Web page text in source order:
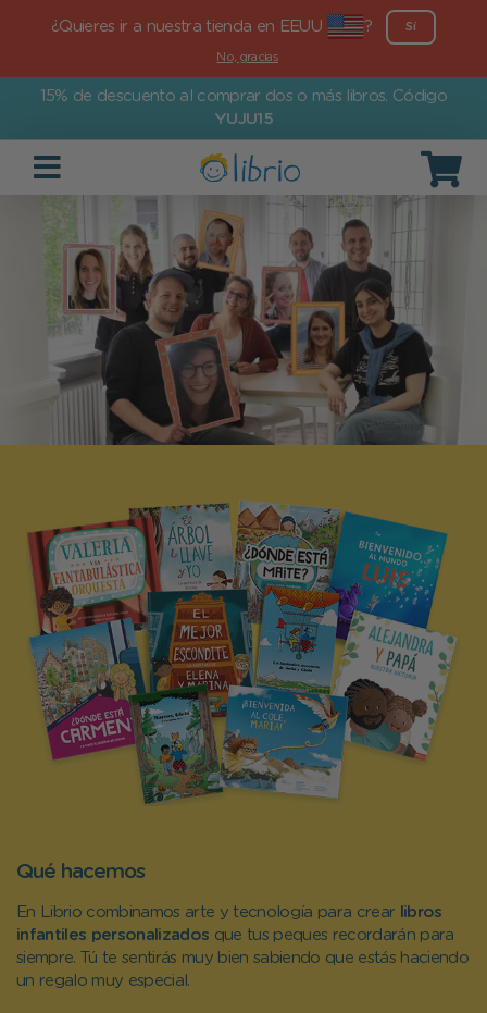
¿Quieres ir a nuestra tienda en EEUU ? Sí
No, gracias
15% de descuento al comprar dos o más libros. Código
YUJU15
Qué hacemos
En Librio combinamos arte y tecnología para crear libros
infantiles personalizados que tus peques recordarán para
siempre. Tú te sentirás muy bien sabiendo que estás haciendo
un regalo muy especial.